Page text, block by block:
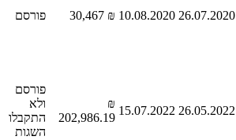
26.07.2020
10.08.2020
₪ 30,467 פורסם
26.05.2022
15.07.2022
₪
202,986.19
פורסם
ולא
התקבלו
השגות